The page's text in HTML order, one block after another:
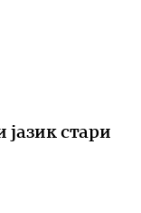
стари